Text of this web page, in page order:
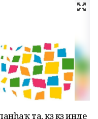
та, көҙ көҙ инде